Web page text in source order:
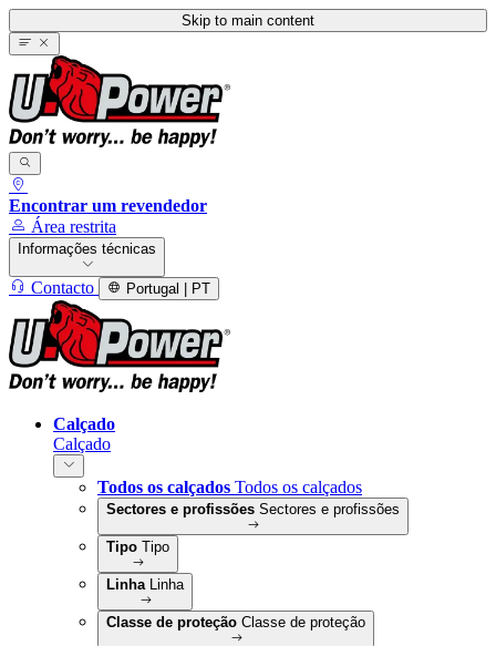
Skip to main content
Encontrar um revendedor
Área restrita
Informações técnicas
Contacto Portugal | PT
Calçado
Calçado
Todos os calçados Todos os calçados
Sectores e profissões Sectores e profissões
Tipo Tipo
Linha Linha
Classe de proteção Classe de proteção